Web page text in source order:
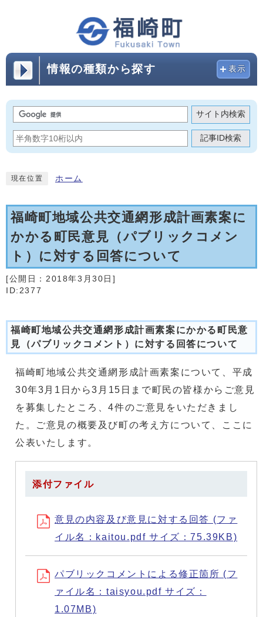
情報の種類から探す 表示
サイト内検索
記事ID検索
現在位置 ホーム
福崎町地域公共交通網形成計画素案に
かかる町民意見（パブリックコメン
ト）に対する回答について
[公開日： 2018年3月30日 ]
ID:2377
福崎町地域公共交通網形成計画素案にかかる町民意
見（パブリックコメント）に対する回答について
福崎町地域公共交通網形成計画素案について、平成
30年3月1日から3月15日まで町民の皆様からご意見
を募集したところ、4件のご意見をいただきまし
た。ご意見の概要及び町の考え方について、ここに
公表いたします。
添付ファイル
意見の内容及び意見に対する回答 (ファ
イル名：kaitou.pdf サイズ：75.39KB)
パブリックコメントによる修正箇所 (フ
ァイル名：taisyou.pdf サイズ：
1.07MB)